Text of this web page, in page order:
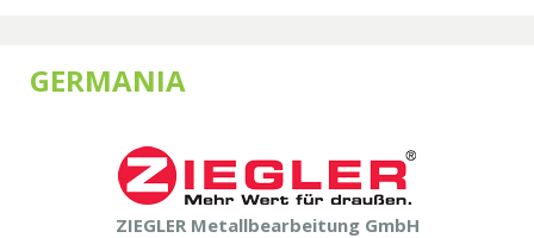
GERMANIA
ZIEGLER Metallbearbeitung GmbH